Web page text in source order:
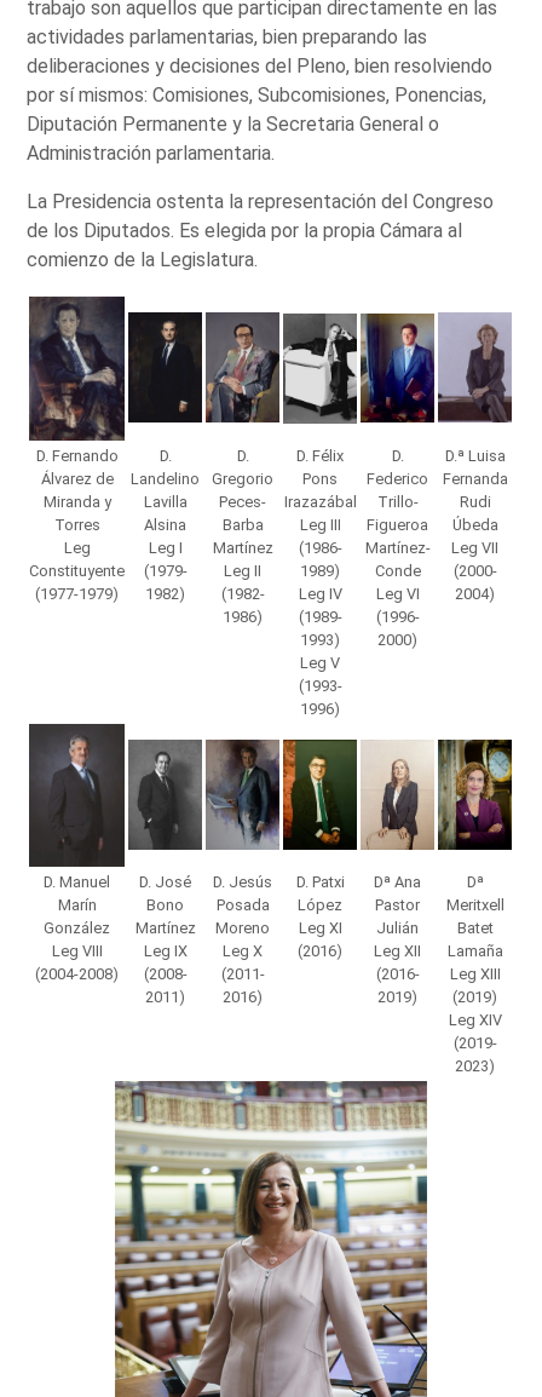
trabajo son aquellos que participan directamente en las
actividades parlamentarias, bien preparando las
deliberaciones y decisiones del Pleno, bien resolviendo
por sí mismos: Comisiones, Subcomisiones, Ponencias,
Diputación Permanente y la Secretaria General o
Administración parlamentaria.
La Presidencia ostenta la representación del Congreso
de los Diputados. Es elegida por la propia Cámara al
comienzo de la Legislatura.
D. Fernando
Álvarez de
Miranda y
Torres
Leg
Constituyente
(1977-1979)
D.
Landelino
Lavilla
Alsina
Leg I
(1979-
1982)
D.
Gregorio
Peces-
Barba
Martínez
Leg II
(1982-
1986)
D. Félix
Pons
Irazazábal
Leg III
(1986-
1989)
Leg IV
(1989-
1993)
Leg V
(1993-
1996)
D.
Federico
Trillo-
Figueroa
Martínez-
Conde
Leg VI
(1996-
2000)
D.ª Luisa
Fernanda
Rudi
Úbeda
Leg VII
(2000-
2004)
D. Manuel
Marín
González
Leg VIII
(2004-2008)
D. José
Bono
Martínez
Leg IX
(2008-
2011)
D. Jesús
Posada
Moreno
Leg X
(2011-
2016)
D. Patxi
López
Leg XI
(2016)
Dª Ana
Pastor
Julián
Leg XII
(2016-
2019)
Dª
Meritxell
Batet
Lamaña
Leg XIII
(2019)
Leg XIV
(2019-
2023)